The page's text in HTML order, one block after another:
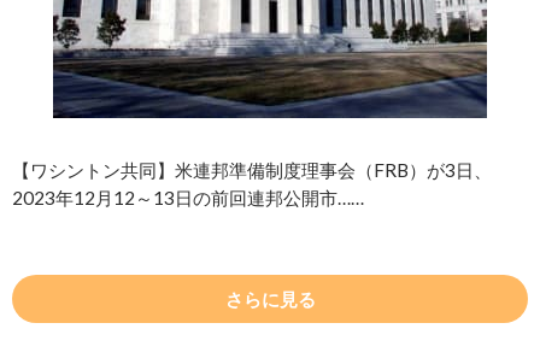
【ワシントン共同】米連邦準備制度理事会（FRB）が3日、
2023年12月12～13日の前回連邦公開市……
さらに見る